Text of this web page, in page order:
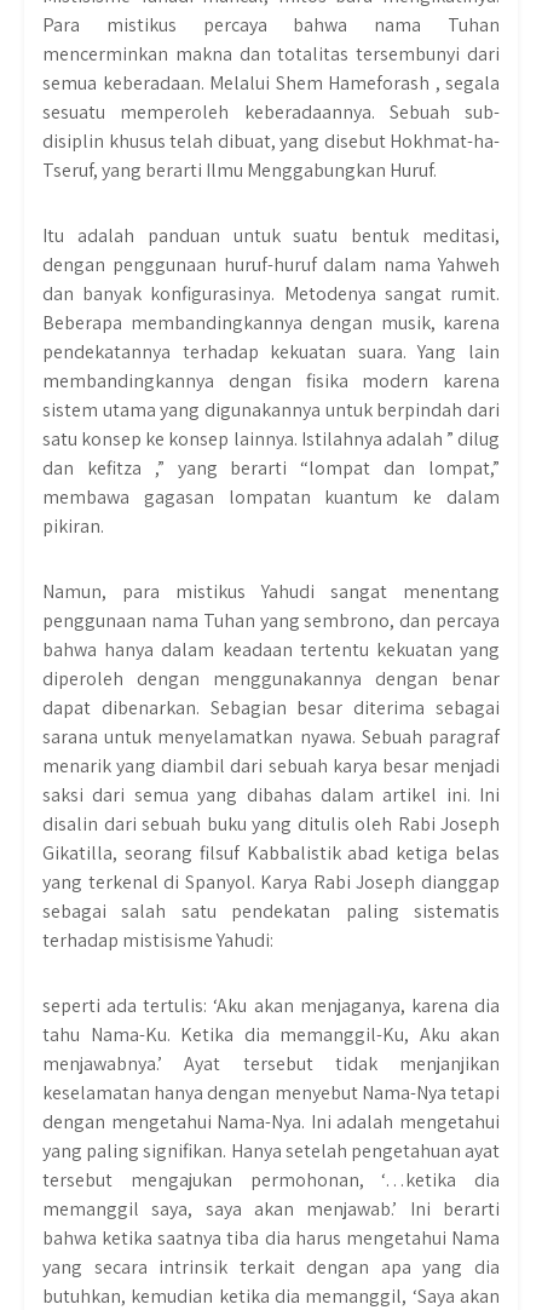
Para mistikus percaya bahwa nama Tuhan
mencerminkan makna dan totalitas tersembunyi dari
semua keberadaan. Melalui Shem Hameforash , segala
sesuatu memperoleh keberadaannya. Sebuah sub-
disiplin khusus telah dibuat, yang disebut Hokhmat-ha-
Tseruf, yang berarti Ilmu Menggabungkan Huruf.
Itu adalah panduan untuk suatu bentuk meditasi,
dengan penggunaan huruf-huruf dalam nama Yahweh
dan banyak konfigurasinya. Metodenya sangat rumit.
Beberapa membandingkannya dengan musik, karena
pendekatannya terhadap kekuatan suara. Yang lain
membandingkannya dengan fisika modern karena
sistem utama yang digunakannya untuk berpindah dari
satu konsep ke konsep lainnya. Istilahnya adalah ” dilug
dan kefitza ,” yang berarti “lompat dan lompat,”
membawa gagasan lompatan kuantum ke dalam
pikiran.
Namun, para mistikus Yahudi sangat menentang
penggunaan nama Tuhan yang sembrono, dan percaya
bahwa hanya dalam keadaan tertentu kekuatan yang
diperoleh dengan menggunakannya dengan benar
dapat dibenarkan. Sebagian besar diterima sebagai
sarana untuk menyelamatkan nyawa. Sebuah paragraf
menarik yang diambil dari sebuah karya besar menjadi
saksi dari semua yang dibahas dalam artikel ini. Ini
disalin dari sebuah buku yang ditulis oleh Rabi Joseph
Gikatilla, seorang filsuf Kabbalistik abad ketiga belas
yang terkenal di Spanyol. Karya Rabi Joseph dianggap
sebagai salah satu pendekatan paling sistematis
terhadap mistisisme Yahudi:
seperti ada tertulis: ‘Aku akan menjaganya, karena dia
tahu Nama-Ku. Ketika dia memanggil-Ku, Aku akan
menjawabnya.’ Ayat tersebut tidak menjanjikan
keselamatan hanya dengan menyebut Nama-Nya tetapi
dengan mengetahui Nama-Nya. Ini adalah mengetahui
yang paling signifikan. Hanya setelah pengetahuan ayat
tersebut mengajukan permohonan, ‘…ketika dia
memanggil saya, saya akan menjawab.’ Ini berarti
bahwa ketika saatnya tiba dia harus mengetahui Nama
yang secara intrinsik terkait dengan apa yang dia
butuhkan, kemudian ketika dia memanggil, ‘Saya akan